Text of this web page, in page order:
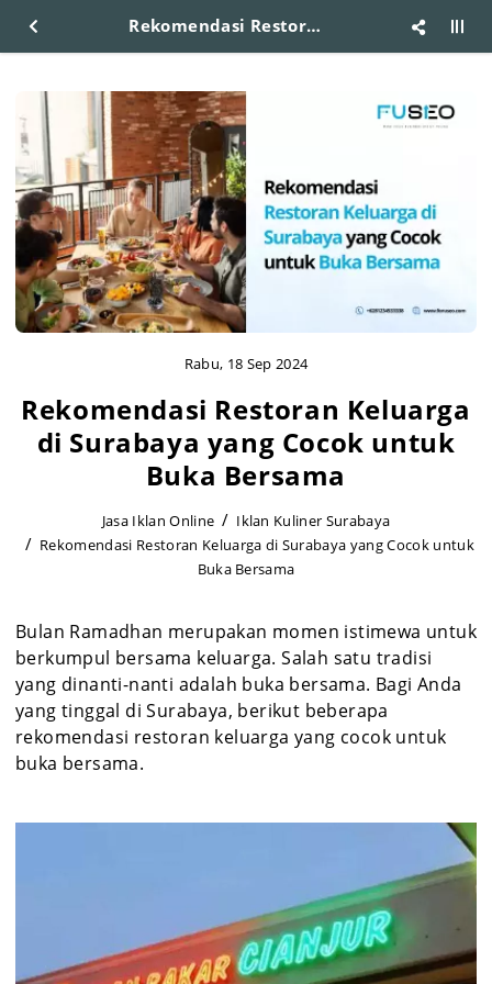
Rekomendasi Restoran Keluarga di Surabaya yang Cocok untuk Buka Bersama
Rabu, 18 Sep 2024
Rekomendasi Restoran Keluarga
di Surabaya yang Cocok untuk
Buka Bersama
Jasa Iklan Online
Iklan Kuliner Surabaya
Rekomendasi Restoran Keluarga di Surabaya yang Cocok untuk
Buka Bersama
Bulan Ramadhan merupakan momen istimewa untuk
berkumpul bersama keluarga. Salah satu tradisi
yang dinanti-nanti adalah buka bersama. Bagi Anda
yang tinggal di Surabaya, berikut beberapa
rekomendasi restoran keluarga yang cocok untuk
buka bersama.